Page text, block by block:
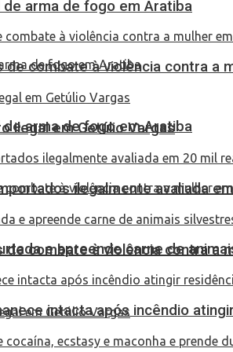
arma de fogo em Aratiba
de combate à violência contra a
arma de fogo em Aratiba
de combate à violência contra a
ilegal em Getúlio Vargas
ilegalmente avaliada
e apreende carne de
intacta após incêndio